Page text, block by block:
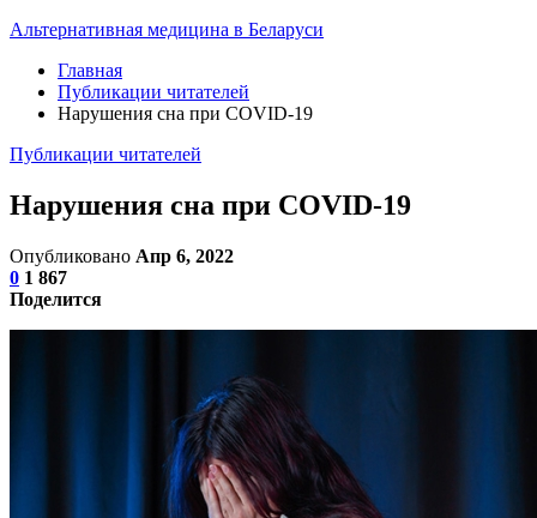
Альтернативная медицина в Беларуси
Главная
Публикации читателей
Нарушения сна при COVID-19
Публикации читателей
Нарушения сна при COVID-19
Опубликовано Апр 6, 2022
0 1 867
Поделится